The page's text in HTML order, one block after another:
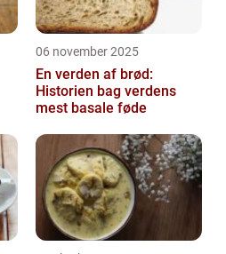
06 november 2025
En verden af brød:
Historien bag verdens
mest basale føde